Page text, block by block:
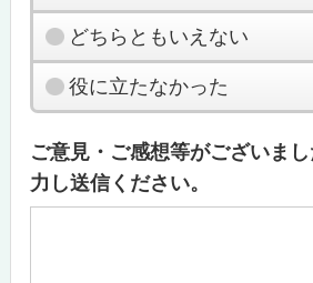
どちらともいえない
役に立たなかった
ご意見・ご感想等がございま
力し送信ください。